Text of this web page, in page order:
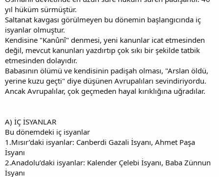
yıl hüküm sürmüştür.
Saltanat kavgası görülmeyen bu dönemin başlangıcında iç
isyanlar olmuştur.
Kendisine "Kanûnî" denmesi, yeni kanunlar icat etmesinden
değil, mevcut kanunları yazdırtıp çok sıkı bir şekilde tatbik
etmesinden dolayıdır.
Babasının ölümü ve kendisinin padişah olması, "Arslan öldü,
yerine kuzu geçti" diye düşünen Avrupalıları sevindiriyordu.
Ancak Avrupalılar, çok geçmeden hayal kırıklığına uğradılar.
A) İÇ İSYANLAR
Bu dönemdeki iç isyanlar
1.Mısır’daki isyanlar: Canberdi Gazali İsyanı, Ahmet Paşa
İsyanı
2.Anadolu’daki isyanlar: Kalender Çelebi İsyanı, Baba Zünnun
İsyanı